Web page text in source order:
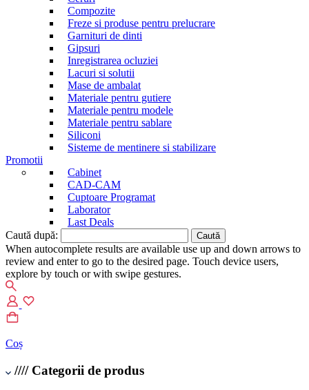
Compozite
Freze si produse pentru prelucrare
Garnituri de dinti
Gipsuri
Inregistrarea ocluziei
Lacuri si solutii
Mase de ambalat
Materiale pentru gutiere
Materiale pentru modele
Materiale pentru sablare
Siliconi
Sisteme de mentinere si stabilizare
Promotii
Cabinet
CAD-CAM
Cuptoare Programat
Laborator
Last Deals
Caută după:
When autocomplete results are available use up and down arrows to
review and enter to go to the desired page. Touch device users,
explore by touch or with swipe gestures.
Coș
//// Categorii de produs